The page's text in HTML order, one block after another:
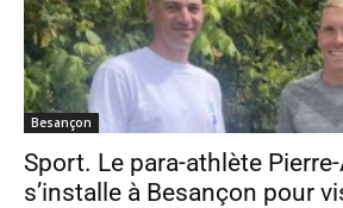
Besançon
Sport. Le para-athlète
s’installe à Besançon pour